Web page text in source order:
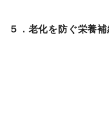
５．老化を防ぐ栄養